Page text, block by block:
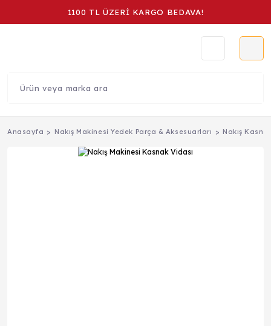
1100 TL ÜZERİ KARGO BEDAVA!
Anasayfa Nakış Makinesi Yedek Parça & Aksesuarları Nakış